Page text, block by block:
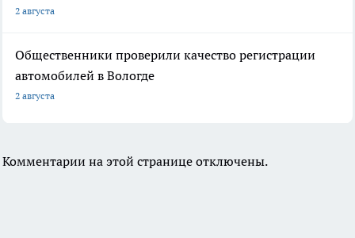
2 августа
Общественники проверили качество регистрации
автомобилей в Вологде
2 августа
Комментарии на этой странице отключены.